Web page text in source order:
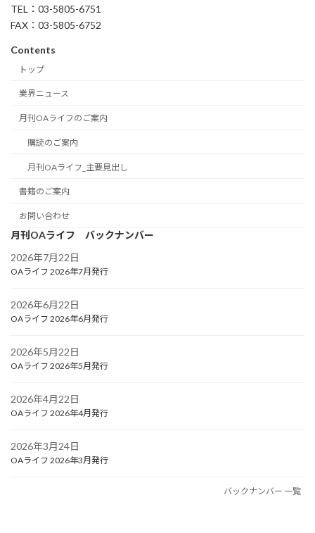
TEL：03-5805-6751
FAX：03-5805-6752
Contents
トップ
業界ニュース
月刊OAライフのご案内
購読のご案内
月刊OAライフ_主要見出し
書籍のご案内
お問い合わせ
月刊OAライフ バックナンバー
2026年7月22日
OAライフ 2026年7月発行
2026年6月22日
OAライフ 2026年6月発行
2026年5月22日
OAライフ 2026年5月発行
2026年4月22日
OAライフ 2026年4月発行
2026年3月24日
OAライフ 2026年3月発行
バックナンバー 一覧